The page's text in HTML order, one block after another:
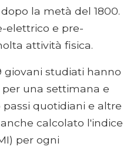
la metà del 1800.
elettrico e pre-
attività fisica.
giovani studiati hanno
una settimana e
quotidiani e altre
calcolato l'indice
per ogni